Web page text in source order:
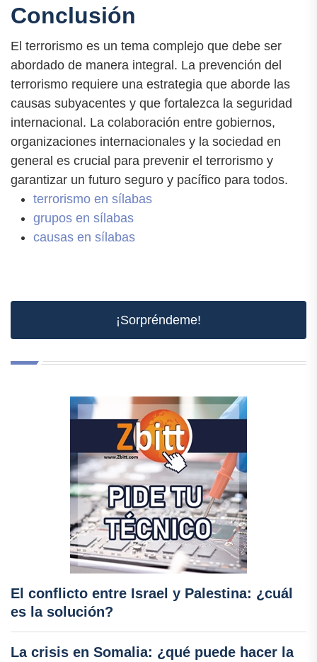
Conclusión
El terrorismo es un tema complejo que debe ser
abordado de manera integral. La prevención del
terrorismo requiere una estrategia que aborde las
causas subyacentes y que fortalezca la seguridad
internacional. La colaboración entre gobiernos,
organizaciones internacionales y la sociedad en
general es crucial para prevenir el terrorismo y
garantizar un futuro seguro y pacífico para todos.
terrorismo en sílabas
grupos en sílabas
causas en sílabas
¡Sorpréndeme!
El conflicto entre Israel y Palestina: ¿cuál
es la solución?
La crisis en Somalia: ¿qué puede hacer la